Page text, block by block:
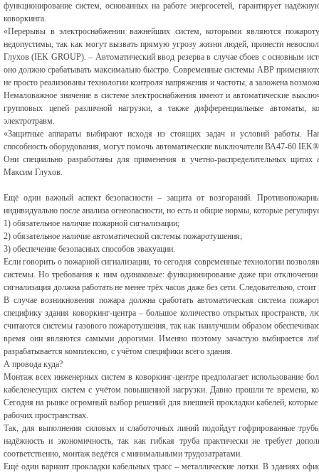
функционирование систем, основанных на работе энергосетей, гарантирует
коворкинга.
«Перерывы в электроснабжении важнейших систем, которыми являются
недопустимы, так как могут вызвать прямую угрозу жизни людей, принести
Глухов (IEK GROUP). – Автоматический ввод резерва в случае сбоев с основным
оно должно срабатывать максимально быстро. Современные системы АВР
не просто реализованы технологии контроля напряжения и частоты, а заложена
Немаловажное значение в системе электроснабжения имеют и автоматические
групповых цепей различной нагрузки, а также дифференциальные автоматы,
электротравм.
«Защитные аппараты выбирают исходя из стоящих задач и условий работы.
способность оборудования, могут помочь автоматические выключатели ВА47-60
Они специально разработаны для применения в учетно-распределительных
Максим Глухов.
Ещё один важный аспект безопасности – защита от возгораний.
индивидуально после анализа огнеопасности, но есть и общие нормы, которые
1) обязательное наличие пожарной сигнализации;
2) обязательное наличие автоматической системы пожаротушения;
3) обеспечение безопасных способов эвакуации.
Если говорить о пожарной сигнализации, то сегодня современные технологии
системы. Но требования к ним одинаковые: функционирование даже при
сигнализация должна работать не менее трёх часов даже без сети. Следовательно,
В случае возникновения пожара должна сработать автоматическая система
специфику здания коворкинг-центра – большое количество открытых
считаются системы газового пожаротушения, так как наилучшим образом
время они являются самыми дорогими. Именно поэтому зачастую выбирается
разрабатывается комплексно, с учётом специфики всего здания.
А провода куда?
Монтаж всех инженерных систем в коворкинг-центре предполагает использование
кабеленесущих систем с учётом повышенной нагрузки. Давно прошли те времена,
Сегодня на рынке огромный выбор решений для внешней прокладки кабелей, которые
рабочих пространствах.
Так, для выполнения силовых и слаботочных линий подойдут гофрированные
надёжность и экономичность, так как гибкая труба практически не требует
соответственно, монтаж ведётся с минимальными трудозатратами.
Ещё один вариант прокладки кабельных трасс – металлические лотки. В зданиях